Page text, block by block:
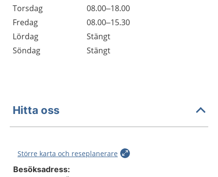
Torsdag
08.00–18.00
Fredag
08.00–15.30
Lördag
Stängt
Söndag
Stängt
Hitta oss
Större karta och reseplanerare
Besöksadress: